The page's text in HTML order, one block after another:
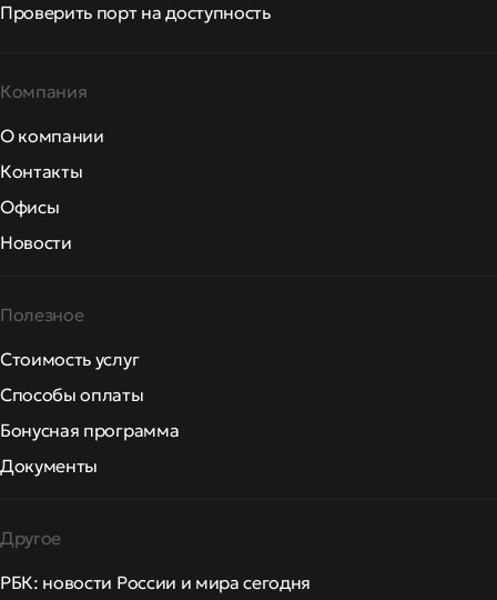
Проверить порт на доступность
Компания
О компании
Контакты
Офисы
Новости
Полезное
Стоимость услуг
Способы оплаты
Бонусная программа
Документы
Другое
РБК: новости России и мира сегодня